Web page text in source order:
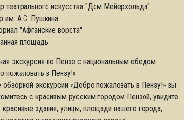
театрального искусства "Дом Мейерхольда"
им. А.С. Пушкина
"Афганские ворота"
площадь
экскурсия по Пензе с национальным обедом
пожаловать в Пензу!»
обзорной экскурсии «Добро пожаловать в Пензу!» вы
с красивым русским городом Пензой, увидите
здания, улицы, площади нашего города,